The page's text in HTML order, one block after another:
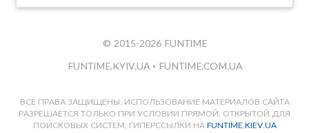
© 2015-2026 FUNTIME
FUNTIME.KYIV.UA • FUNTIME.COM.UA
ВСЕ ПРАВА ЗАЩИЩЕНЫ. ИСПОЛЬЗОВАНИЕ МАТЕРИАЛОВ САЙТА
РАЗРЕШАЕТСЯ ТОЛЬКО ПРИ УСЛОВИИ ПРЯМОЙ, ОТКРЫТОЙ ДЛЯ
ПОИСКОВЫХ СИСТЕМ, ГИПЕРССЫЛКИ НА FUNTIME.KIEV.UA